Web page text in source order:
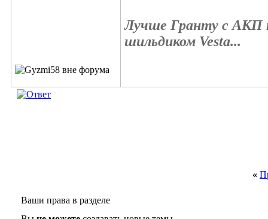
Лучше Гранту с АКП
шильдиком Vesta...
«
Ваши права в разделе